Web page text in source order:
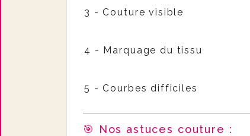
3 - Couture visible
4 - Marquage du tissu
5 - Courbes difficiles
🎯 Nos astuces couture :